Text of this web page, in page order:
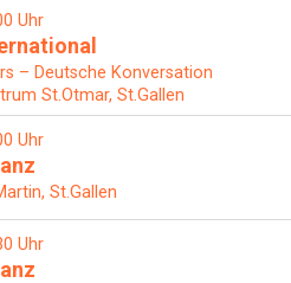
Uhr
– Deutsche Konversation
St.Otmar, St.Gallen
Uhr
St.Gallen
Uhr